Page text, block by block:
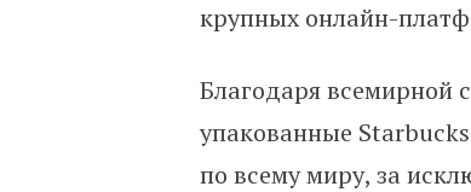
крупных онлайн-
Благодаря всемирной
упакованные
по всему миру, за